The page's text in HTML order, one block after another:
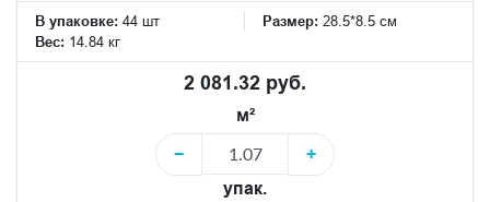
В упаковке: 44 шт Размер: 28.5*8.5 см
Вес: 14.84 кг
2 081.32 руб.
м²
−
+
упак.